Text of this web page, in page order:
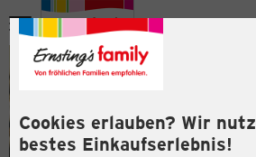
Cookies erlauben? Wir
bestes Einkaufserlebnis!
Menü